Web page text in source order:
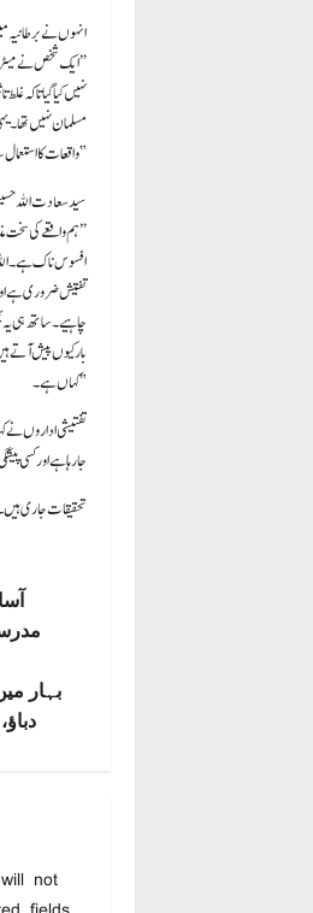
انہوں نے
نہیں کیا گیا تاکہ
مسلمان نہیں
واقعات کا استعمال سیاسی فائدے کے لیے بھی کیا جاتا ہے۔”
سید سعادت اللہ
افسوس ناک ہے۔
تفتیش ضروری ہے
چاہیے۔ ساتھ ہی یہ
بار کیوں پیش آتے
کہاں ہے۔”
تفتیشی اداروں نے
جا رہا ہے اور کسی
تحقیقات جاری
بہار
not